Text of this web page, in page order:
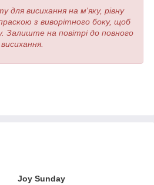
для висихання на м'яку, рівну
з виворітного боку, щоб
на повітрі до повного
висихання.
Joy Sunday